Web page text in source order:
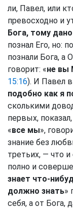
ли, Павел, или
превосходно и
Бога, тому
познал Его, но:
познали Бога, а
говорит: «не вы
15:16). И Павел
подобно как я
сколькими
первых,
«все мы»,
знание без
третьих, — что
полно и
знает что-
должно знать»
себя, а от Бога,